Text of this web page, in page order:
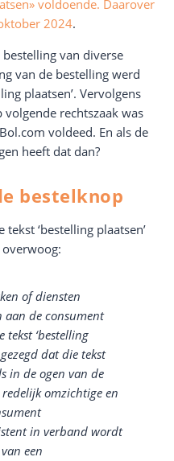
voldoende. Daarover
2024.
van diverse
van de bestelling werd
plaatsen’. Vervolgens
rechtszaak was
voldeed. En als de
heeft dat dan?
bestelknop
tekst ‘bestelling plaatsen’
of diensten
aan de consument
‘bestelling
dat die tekst
in de ogen van de
omzichtige en
in verband wordt
een